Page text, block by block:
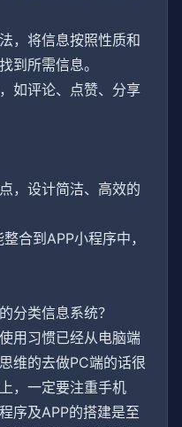
，将信息按照性质和
到所需信息。
如评论、点赞、分享
，设计简洁、高效的
合到APP小程序中，
分类信息系统？
用习惯已经从电脑端
维的去做PC端的话很
，一定要注重手机
序及APP的搭建是至